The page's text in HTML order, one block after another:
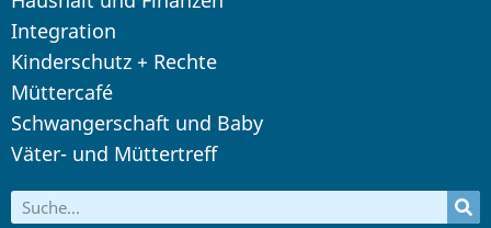
Integration
Kinderschutz + Rechte
Müttercafé
Schwangerschaft und Baby
Väter- und Müttertreff